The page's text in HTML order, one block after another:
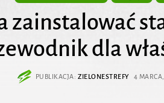
zainstalować
dla
PUBLIKACJA: ZIELONESTREFY 4